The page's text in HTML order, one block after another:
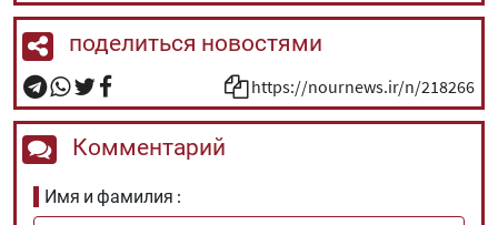
поделиться новостями
https://nournews.ir/n/218266
Комментарий
Имя и фамилия